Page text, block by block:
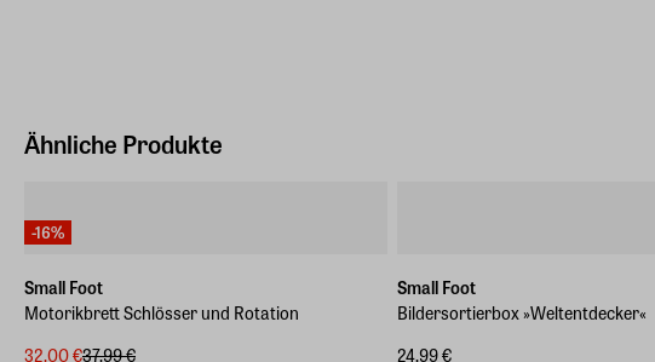
Ähnliche Produkte
-16%
Small Foot
Motorikbrett Schlösser und Rotation
32,00 €37,99 €
Small Foot
Bildersortierbox »Weltentdecker«
24,99 €